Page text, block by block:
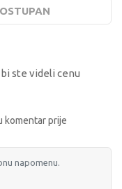
ste videli cenu
komentar prije